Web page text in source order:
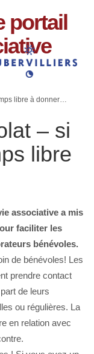
portail
libre à donner…
– si
libre
associative a mis
faciliter les
bénévoles.
de bénévoles! Les
prendre contact
de leurs
ou régulières. La
en relation avec